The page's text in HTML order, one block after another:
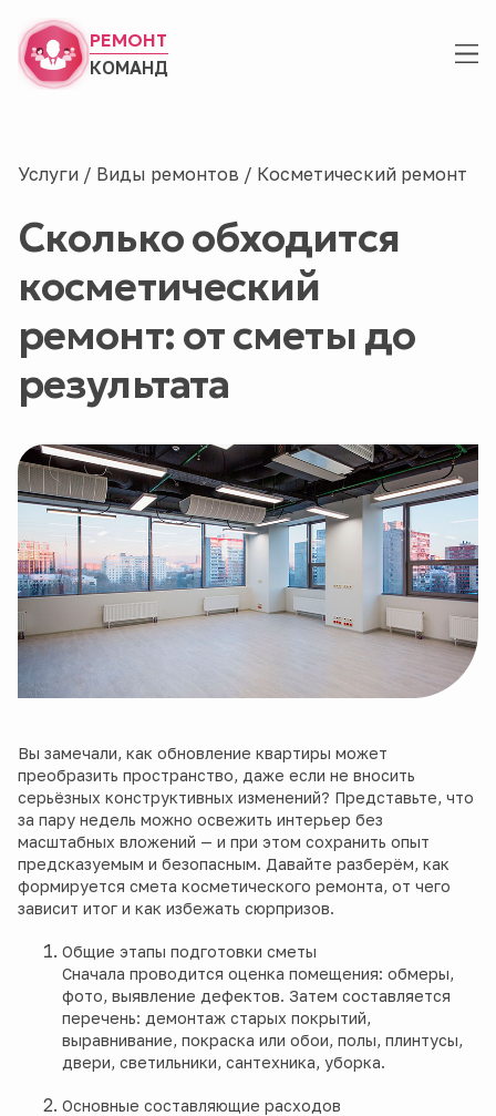
РЕМОНТ
КОМАНД
Услуги / Виды ремонтов / Косметический ремонт
Сколько обходится
косметический
ремонт: от сметы до
результата
Вы замечали, как обновление квартиры может
преобразить пространство, даже если не вносить
серьёзных конструктивных изменений? Представьте, что
за пару недель можно освежить интерьер без
масштабных вложений — и при этом сохранить опыт
предсказуемым и безопасным. Давайте разберём, как
формируется смета косметического ремонта, от чего
зависит итог и как избежать сюрпризов.
Общие этапы подготовки сметы
Сначала проводится оценка помещения: обмеры,
фото, выявление дефектов. Затем составляется
перечень: демонтаж старых покрытий,
выравнивание, покраска или обои, полы, плинтусы,
двери, светильники, сантехника, уборка.
Основные составляющие расходов